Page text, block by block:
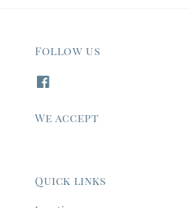
Follow us
We accept
Quick links